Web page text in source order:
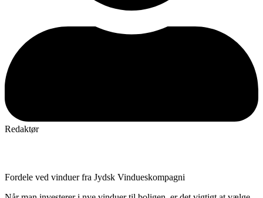
Redaktør
Fordele ved vinduer fra Jydsk Vindueskompagni